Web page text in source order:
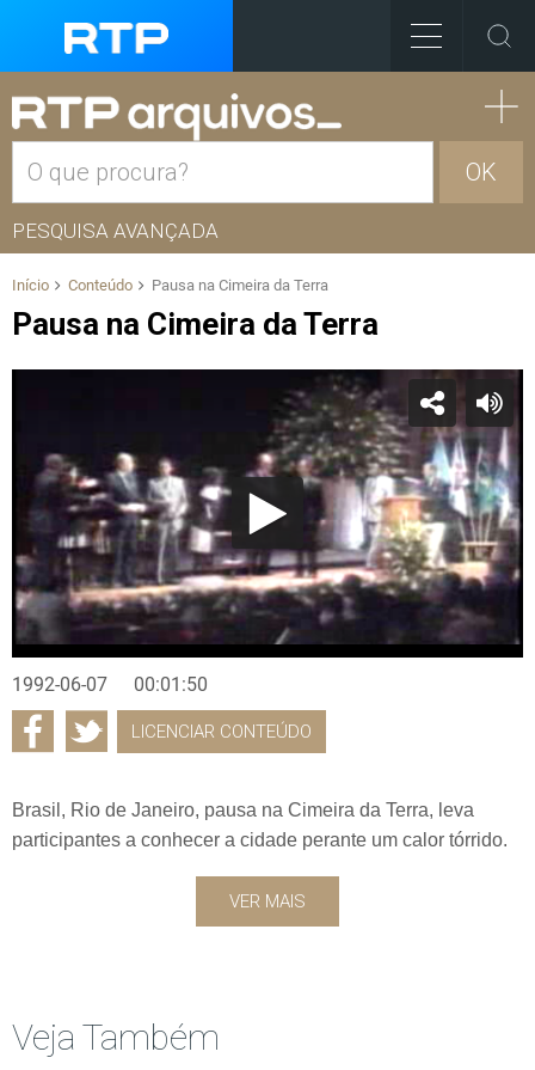
OK
PESQUISA AVANÇADA
Início Conteúdo Pausa na Cimeira da Terra
Pausa na Cimeira da Terra
1992-06-07 00:01:50
LICENCIAR CONTEÚDO
Brasil, Rio de Janeiro, pausa na Cimeira da Terra, leva
participantes a conhecer a cidade perante um calor tórrido.
VER MAIS
Veja Também